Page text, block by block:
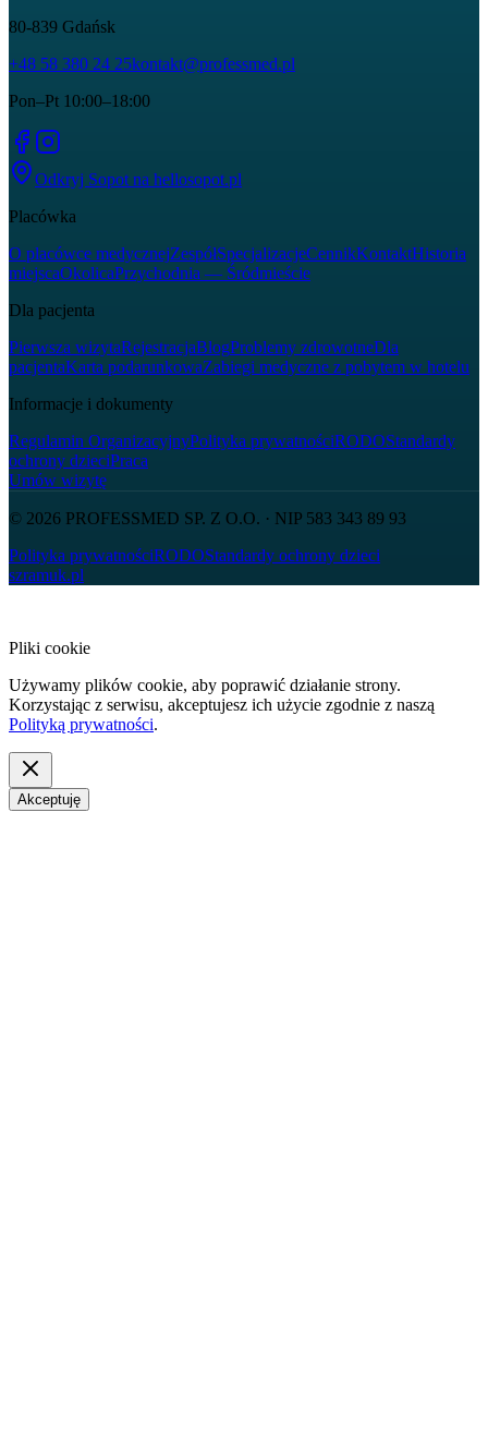
80-839 Gdańsk
+48 58 380 24 25kontakt@professmed.pl
Pon–Pt 10:00–18:00
Odkryj Sopot na hellosopot.pl
Placówka
O placówce medycznejZespółSpecjalizacjeCennikKontaktHistoria
miejscaOkolicaPrzychodnia — Śródmieście
Dla pacjenta
Pierwsza wizytaRejestracjaBlogProblemy zdrowotneDla
pacjentaKarta podarunkowaZabiegi medyczne z pobytem w hotelu
Informacje i dokumenty
Regulamin OrganizacyjnyPolityka prywatnościRODOStandardy
ochrony dzieciPraca
Umów wizytę
© 2026 PROFESSMED SP. Z O.O. · NIP 583 343 89 93
Polityka prywatnościRODOStandardy ochrony dzieci
szramuk.pl
Pliki cookie
Używamy plików cookie, aby poprawić działanie strony.
Korzystając z serwisu, akceptujesz ich użycie zgodnie z naszą
Polityką prywatności.
Akceptuję